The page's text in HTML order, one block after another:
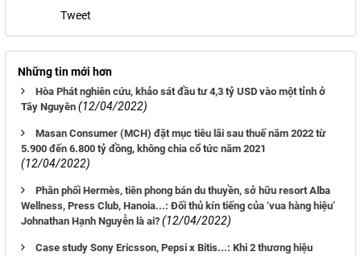
Tweet
Những tin mới hơn
Hòa Phát nghiên cứu, khảo sát đầu tư 4,3 tỷ USD vào một tỉnh ở
Tây Nguyên (12/04/2022)
Masan Consumer (MCH) đặt mục tiêu lãi sau thuế năm 2022 từ
5.900 đến 6.800 tỷ đồng, không chia cổ tức năm 2021
(12/04/2022)
Phân phối Hermès, tiên phong bán du thuyền, sở hữu resort Alba
Wellness, Press Club, Hanoia...: Đối thủ kín tiếng của ‘vua hàng hiệu’
Johnathan Hạnh Nguyễn là ai? (12/04/2022)
Case study Sony Ericsson, Pepsi x Bitis...: Khi 2 thương hiệu